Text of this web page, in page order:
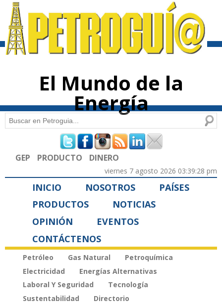
contenido
El Mundo de la
Energía
Formulario de búsqueda
Buscar
GEP PRODUCTO DINERO
viernes 7 agosto 2026 03:39:28 pm
INICIO NOSOTROS
PAÍSES
PRODUCTOS
NOTICIAS
OPINIÓN
EVENTOS
CONTÁCTENOS
Petróleo Gas Natural
Petroquímica
Electricidad
Energías Alternativas
Laboral Y Seguridad
Tecnología
Sustentabilidad
Directorio